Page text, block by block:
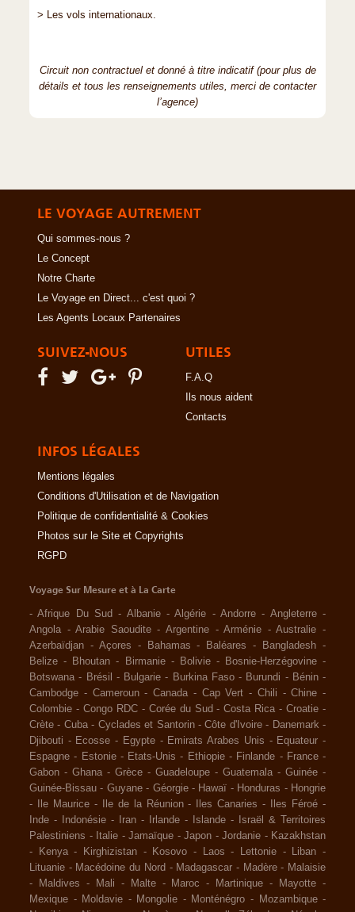
> Les vols internationaux.
Circuit non contractuel et donné à titre indicatif (pour plus de
détails et tous les renseignements utiles, merci de contacter
l’agence)
LE VOYAGE AUTREMENT
Qui sommes-nous ?
Le Concept
Notre Charte
Le Voyage en Direct... c'est quoi ?
Les Agents Locaux Partenaires
SUIVEZ-NOUS UTILES
F.A.Q
Ils nous aident
Contacts
INFOS LÉGALES
Mentions légales
Conditions d'Utilisation et de Navigation
Politique de confidentialité & Cookies
Photos sur le Site et Copyrights
RGPD
Voyage Sur Mesure et à La Carte
-Afrique Du Sud - Albanie -Algérie -Andorre - Angleterre -
Angola -Arabie Saoudite -Argentine -Arménie -Australie -
Azerbaïdjan - Açores - Bahamas - Baléares - Bangladesh -
Belize - Bhoutan - Birmanie - Bolivie - Bosnie-Herzégovine -
Botswana - Brésil - Bulgarie - Burkina Faso - Burundi - Bénin -
Cambodge - Cameroun - Canada - Cap Vert - Chili -Chine -
Colombie - Congo RDC - Corée du Sud -Costa Rica -Croatie -
Crète - Cuba - Cyclades et Santorin -Côte d'Ivoire - Danemark -
Djibouti - Ecosse - Egypte - Emirats Arabes Unis - Equateur -
Espagne - Estonie - Etats-Unis - Ethiopie - Finlande - France -
Gabon - Ghana - Grèce - Guadeloupe - Guatemala - Guinée -
Guinée-Bissau - Guyane - Géorgie - Hawaï - Honduras - Hongrie
-
Ile Maurice - Ile de la Réunion - Iles Canaries - Iles Féroé -
Inde - Indonésie - Iran - Irlande - Islande -
Israël & Territoires
Palestiniens - Italie - Jamaïque - Japon - Jordanie - Kazakhstan
-
Kenya - Kirghizistan - Kosovo - Laos - Lettonie - Liban -
Lituanie - Macédoine du Nord - Madagascar - Madère - Malaisie
-
Maldives - Mali - Malte - Maroc - Martinique - Mayotte -
Mexique - Moldavie - Mongolie - Monténégro - Mozambique -